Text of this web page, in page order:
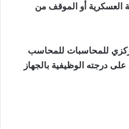
العسكرية أو الموقف من
للمحاسبات للمحاسب
درجته الوظيفية بالجهاز